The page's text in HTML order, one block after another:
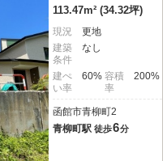
113.47m² (34.32坪)
現況
更地
建築
条件
なし
建ぺ
い率
60% 容積
率
200%
函館市青柳町2
青柳町駅 徒歩6分